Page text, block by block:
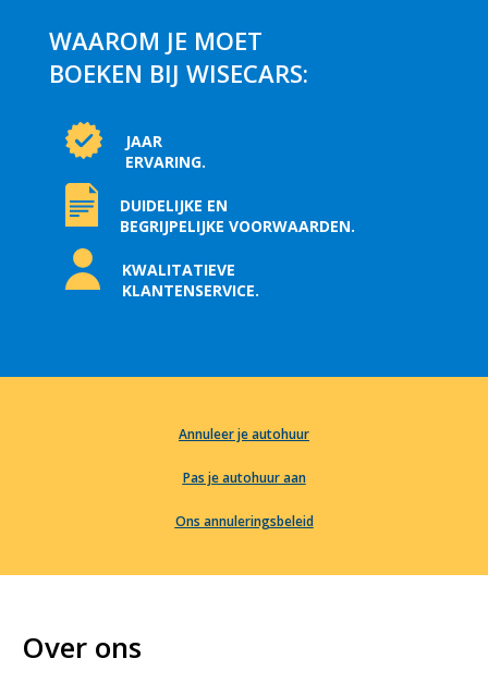
WAAROM JE MOET
BOEKEN BIJ WISECARS:
JAAR
ERVARING.
DUIDELIJKE EN
BEGRIJPELIJKE VOORWAARDEN.
KWALITATIEVE
KLANTENSERVICE.
Annuleer je autohuur
Pas je autohuur aan
Ons annuleringsbeleid
Over ons